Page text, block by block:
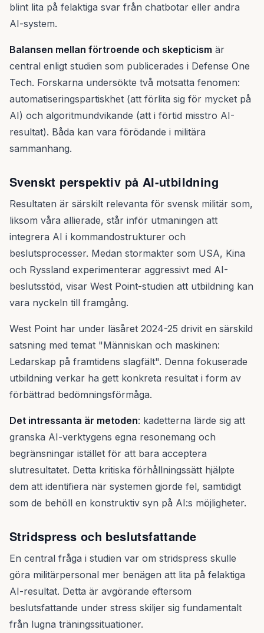
blint lita på felaktiga svar från chatbotar eller andra
AI-system.
Balansen mellan förtroende och skepticism är
central enligt studien som publicerades i Defense One
Tech. Forskarna undersökte två motsatta fenomen:
automatiseringspartiskhet (att förlita sig för mycket på
AI) och algoritmundvikande (att i förtid misstro AI-
resultat). Båda kan vara förödande i militära
sammanhang.
Svenskt perspektiv på AI-utbildning
Resultaten är särskilt relevanta för svensk militär som,
liksom våra allierade, står inför utmaningen att
integrera AI i kommandostrukturer och
beslutsprocesser. Medan stormakter som USA, Kina
och Ryssland experimenterar aggressivt med AI-
beslutsstöd, visar West Point-studien att utbildning kan
vara nyckeln till framgång.
West Point har under läsåret 2024-25 drivit en särskild
satsning med temat "Människan och maskinen:
Ledarskap på framtidens slagfält". Denna fokuserade
utbildning verkar ha gett konkreta resultat i form av
förbättrad bedömningsförmåga.
Det intressanta är metoden: kadetterna lärde sig att
granska AI-verktygens egna resonemang och
begränsningar istället för att bara acceptera
slutresultatet. Detta kritiska förhållningssätt hjälpte
dem att identifiera när systemen gjorde fel, samtidigt
som de behöll en konstruktiv syn på AI:s möjligheter.
Stridspress och beslutsfattande
En central fråga i studien var om stridspress skulle
göra militärpersonal mer benägen att lita på felaktiga
AI-resultat. Detta är avgörande eftersom
beslutsfattande under stress skiljer sig fundamentalt
från lugna träningssituationer.